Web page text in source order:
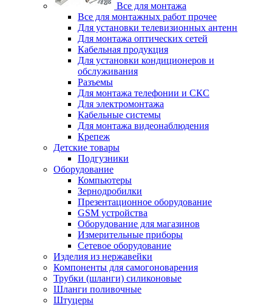
Все для монтажа
Все для монтажных работ прочее
Для установки телевизионных антенн
Для монтажа оптических сетей
Кабельная продукция
Для установки кондиционеров и
обслуживания
Разъемы
Для монтажа телефонии и СКС
Для электромонтажа
Кабельные системы
Для монтажа видеонаблюдения
Крепеж
Детские товары
Подгузники
Оборудование
Компьютеры
Зернодробилки
Презентационное оборудование
GSM устройства
Оборудование для магазинов
Измерительные приборы
Сетевое оборудование
Изделия из нержавейки
Компоненты для самогоноварения
Трубки (шланги) силиконовые
Шланги поливочные
Штуцеры